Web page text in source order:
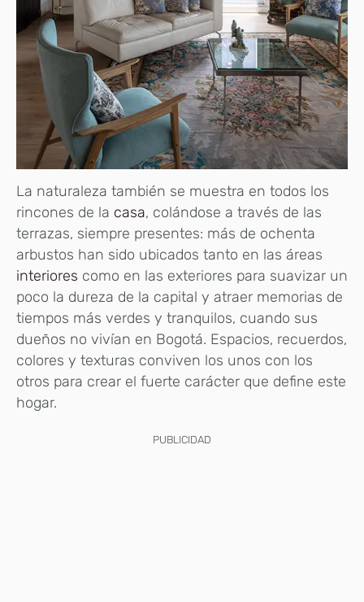
La naturaleza también se muestra en todos los
rincones de la casa, colándose a través de las
terrazas, siempre presentes: más de ochenta
arbustos han sido ubicados tanto en las áreas
interiores como en las exteriores para suavizar un
poco la dureza de la capital y atraer memorias de
tiempos más verdes y tranquilos, cuando sus
dueños no vivían en Bogotá. Espacios, recuerdos,
colores y texturas conviven los unos con los
otros para crear el fuerte carácter que define este
hogar.
PUBLICIDAD